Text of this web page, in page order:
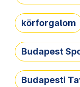
körforgalom
Budapest
Budapesti